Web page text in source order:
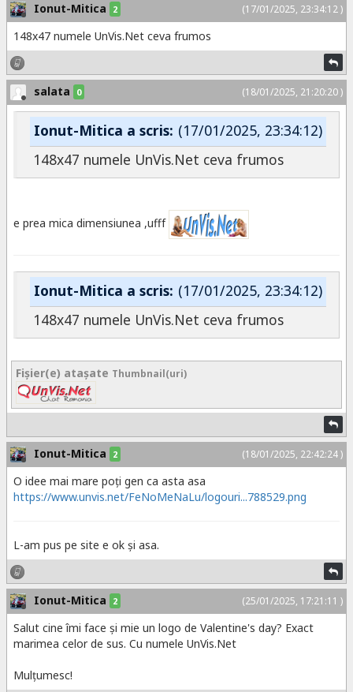
(17/01/2025, 23:34:12 )
Ionut-Mitica 2
148x47 numele UnVis.Net ceva frumos
(18/01/2025, 21:20:20 )
salata 0
(17/01/2025, 23:34:12)
Ionut-Mitica a scris:
148x47 numele UnVis.Net ceva frumos
e prea mica dimensiunea ,ufff
(17/01/2025, 23:34:12)
Ionut-Mitica a scris:
148x47 numele UnVis.Net ceva frumos
Fişier(e) ataşate Thumbnail(uri)
(18/01/2025, 22:42:24 )
Ionut-Mitica 2
O idee mai mare poți gen ca asta asa
https://www.unvis.net/FeNoMeNaLu/logouri...788529.png
L-am pus pe site e ok și asa.
(25/01/2025, 17:21:11 )
Ionut-Mitica 2
Salut cine îmi face și mie un logo de Valentine's day? Exact
marimea celor de sus. Cu numele UnVis.Net
Mulțumesc!